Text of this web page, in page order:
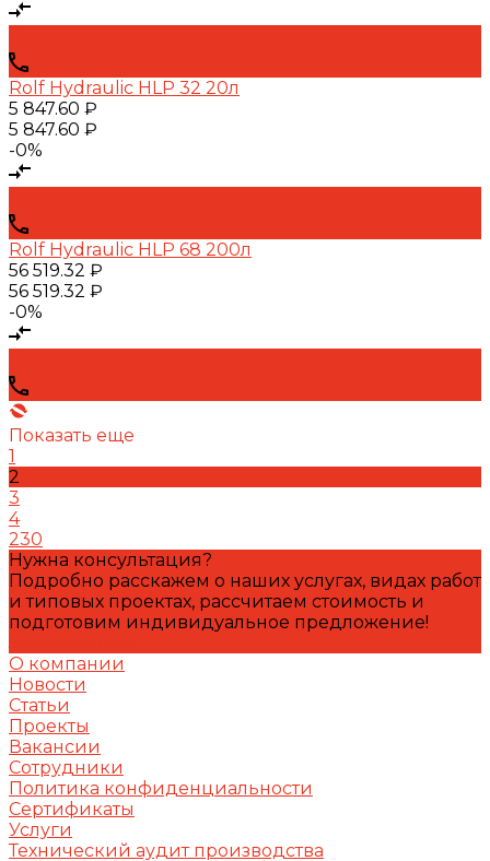
Rolf Hydraulic HLP 32 20л
5 847.60 ₽
5 847.60 ₽
-0%
Rolf Hydraulic HLP 68 200л
56 519.32 ₽
56 519.32 ₽
-0%
Показать еще
1
2
3
4
230
Нужна консультация?
Подробно расскажем о наших услугах, видах работ
и типовых проектах, рассчитаем стоимость и
подготовим индивидуальное предложение!
О компании
Новости
Статьи
Проекты
Вакансии
Сотрудники
Политика конфиденциальности
Сертификаты
Услуги
Технический аудит производства